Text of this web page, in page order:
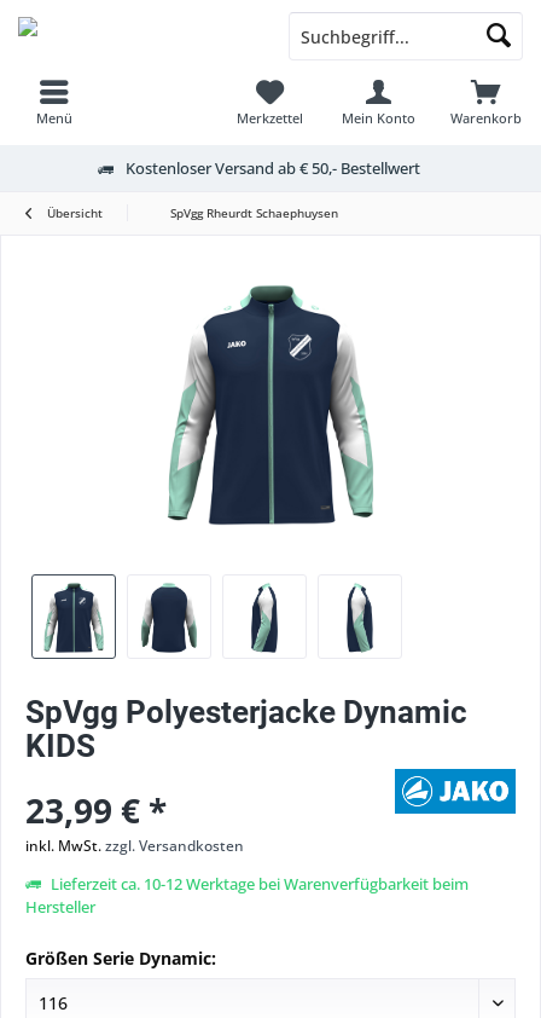
Menü Warenkorb
Merkzettel Mein Konto
Kostenloser Versand ab € 50,- Bestellwert
Übersicht SpVgg Rheurdt Schaephuysen
SpVgg Polyesterjacke Dynamic
KIDS
23,99 € *
inkl. MwSt.zzgl. Versandkosten
Lieferzeit ca. 10-12 Werktage bei Warenverfügbarkeit beim
Hersteller
Größen Serie Dynamic: